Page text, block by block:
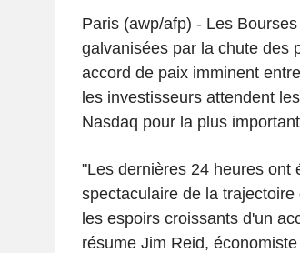
Paris (awp/afp) - Les
galvanisées par la chute des
accord de paix imminent
les investisseurs attendent
Nasdaq pour la plus
"Les dernières 24 heures ont
spectaculaire de la
les espoirs croissants d'un
résume Jim Reid,